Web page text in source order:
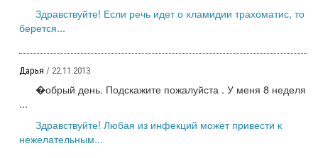
Здравствуйте! Если речь идет о хламидии трахоматис, то
берется...
Дарья / 22.11.2013
�обрый день. Подскажите пожалуйста . У меня 8 неделя
...
Здравствуйте! Любая из инфекций может привести к
нежелательным...